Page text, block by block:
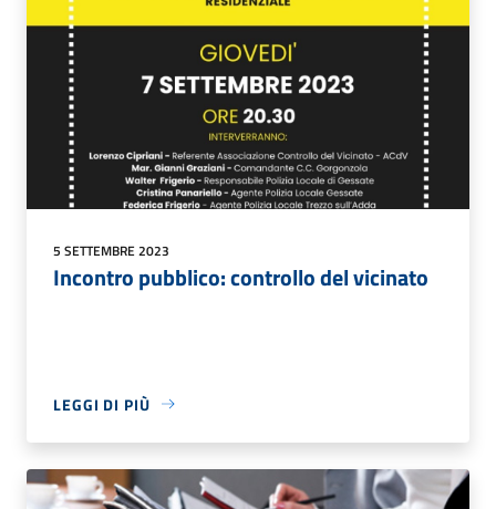
5 SETTEMBRE 2023
Incontro pubblico: controllo del vicinato
LEGGI DI PIÙ